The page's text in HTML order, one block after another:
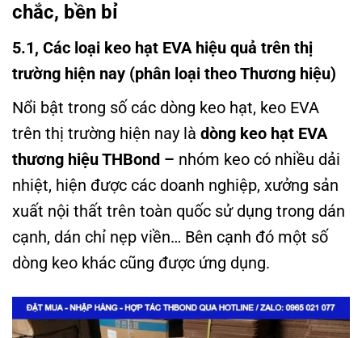
chắc, bền bỉ
5.1, Các loại keo hạt EVA hiệu quả trên thị
trường hiện nay (phân loại theo Thương hiệu)
Nổi bật trong số các dòng keo hạt, keo EVA
trên thị trường hiện nay là dòng keo hạt EVA
thương hiệu THBond – nhóm keo có nhiều dải
nhiệt, hiện được các doanh nghiệp, xưởng sản
xuất nội thất trên toàn quốc sử dụng trong dán
cạnh, dán chỉ nẹp viền… Bên cạnh đó một số
dòng keo khác cũng được ứng dụng.